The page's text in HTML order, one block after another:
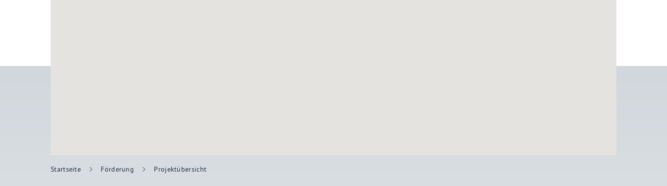
Startseite Förderung Projektübersicht